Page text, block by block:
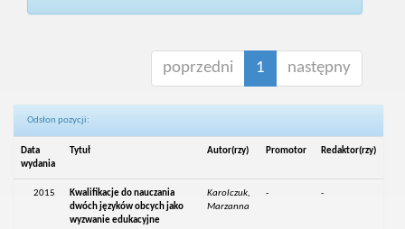
poprzedni 1 następny
Odsłon pozycji:
Data
wydania
Tytuł Autor(rzy) Promotor Redaktor(rzy)
2015
Kwalifikacje do nauczania
dwóch języków obcych jako
wyzwanie edukacyjne
Karolczuk,
Marzanna
- -